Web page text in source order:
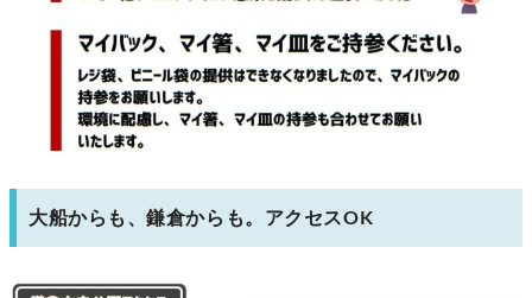
大船からも、鎌倉からも。アクセスOK